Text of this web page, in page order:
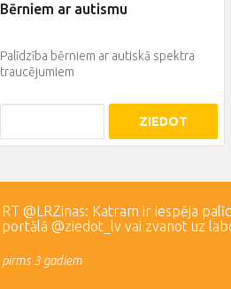
Bērniem ar autismu
Palīdzība bērniem ar autiskā spektra
traucējumiem
ZIEDOT
RT @LRZinas: Katram ir iespēja
portālā @ziedot_lv vai zvanot uz
pirms 3 gadiem